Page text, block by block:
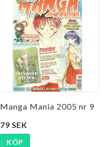
Manga Mania 2005 nr 9
79 SEK
KÖP